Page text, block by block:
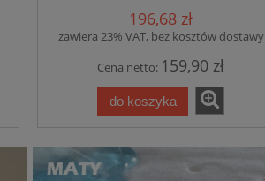
196,68 zł
zawiera 23% VAT, bez kosztów dostawy
Cena netto: 159,90 zł
do koszyka